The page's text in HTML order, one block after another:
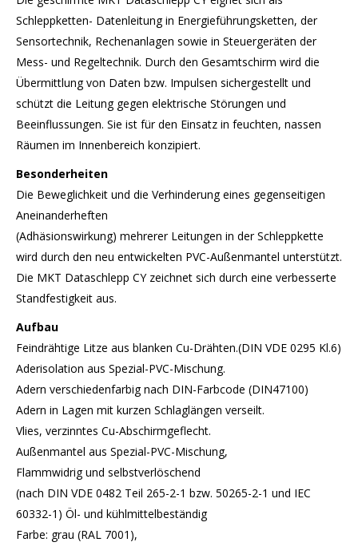
Schleppketten- Datenleitung in Energieführungsketten, der
Sensortechnik, Rechenanlagen sowie in Steuergeräten der
Mess- und Regeltechnik. Durch den Gesamtschirm wird die
Übermittlung von Daten bzw. Impulsen sichergestellt und
schützt die Leitung gegen elektrische Störungen und
Beeinflussungen. Sie ist für den Einsatz in feuchten, nassen
Räumen im Innenbereich konzipiert.
Besonderheiten
Die Beweglichkeit und die Verhinderung eines gegenseitigen
Aneinanderheften
(Adhäsionswirkung) mehrerer Leitungen in der Schleppkette
wird durch den neu entwickelten PVC-Außenmantel unterstützt.
Die MKT Dataschlepp CY zeichnet sich durch eine verbesserte
Standfestigkeit aus.
Aufbau
Feindrähtige Litze aus blanken Cu-Drähten.(DIN VDE 0295 Kl.6)
Aderisolation aus Spezial-PVC-Mischung.
Adern verschiedenfarbig nach DIN-Farbcode (DIN47100)
Adern in Lagen mit kurzen Schlaglängen verseilt.
Vlies, verzinntes Cu-Abschirmgeflecht.
Außenmantel aus Spezial-PVC-Mischung,
Flammwidrig und selbstverlöschend
(nach DIN VDE 0482 Teil 265-2-1 bzw. 50265-2-1 und IEC
60332-1) Öl- und kühlmittelbeständig
Farbe: grau (RAL 7001),